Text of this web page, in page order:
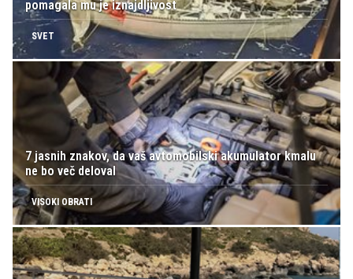
pomagala mu je iznajdljivost
SVET
7 jasnih znakov, da vaš avtomobilski akumulator kmalu
ne bo več deloval
VISOKI OBRATI